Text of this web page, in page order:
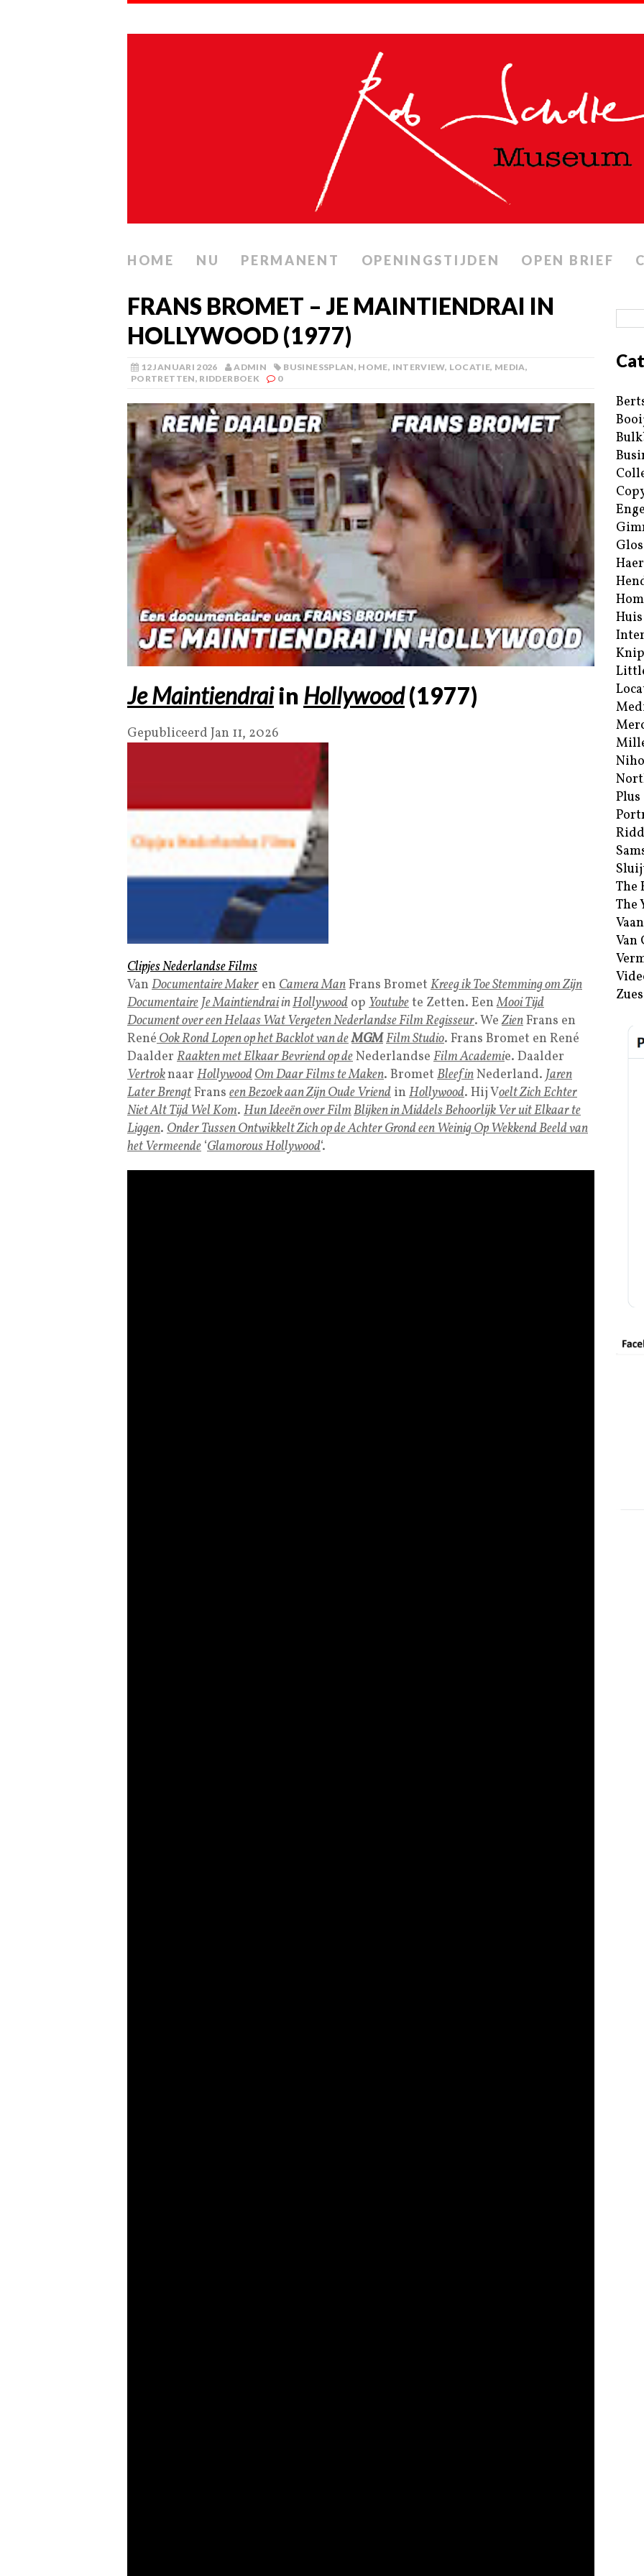
HOME NU PERMANENT OPENINGSTIJDEN OPEN BRIEF
FRANS BROMET – JE MAINTIENDRAI IN
HOLLYWOOD (1977)
12 JANUARI 2026 ADMIN BUSINESSPLAN, HOME, INTERVIEW, LOCATIE, MEDIA,
PORTRETTEN, RIDDERBOEK 0
Je Maintiendraiin Hollywood(1977)
Gepubliceerd Jan 11, 2026
Clipjes Nederlandse Films
Van Documentaire Maker en Camera ManFrans Bromet Kreeg ik Toe Stemming om Zijn
DocumentaireJe MaintiendraiinHollywood op Youtubete Zetten. EenMooi Tijd
Document over een Helaas Wat Vergeten Nederlandse Film Regisseur. WeZienFrans en
RenéOok Rond Lopen op het Backlot van deMGMFilm Studio. Frans Bromet en René
Daalder Raakten met Elkaar Bevriend op deNederlandse Film Academie. Daalder
Vertroknaar HollywoodOm Daar Films te Maken. Bromet Bleef inNederland. Jaren
Later BrengtFrans een Bezoek aan Zijn Oude Vriend in Hollywood. Hij Voelt Zich Echter
Niet Alt Tijd Wel Kom. Hun Ideeën over FilmBlijken in Middels Behoorlijk Ver uit Elkaar te
Liggen. Onder Tussen Ontwikkelt Zich op de Achter Grond een Weinig Op Wekkend Beeld van
het Vermeende ‘Glamorous Hollywood‘.
Plus
The
The
Van